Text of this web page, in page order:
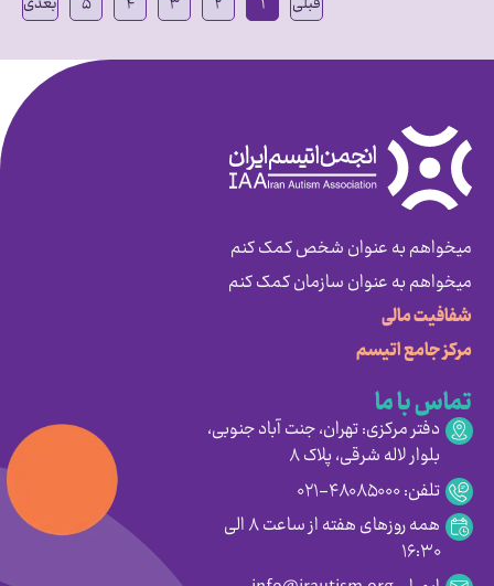
میخواهم به عنوان شخص کمک کنم
میخواهم به عنوان سازمان کمک کنم
شفافیت مالی
مرکز جامع اتیسم
تماس با ما
دفتر مرکزی: تهران، جنت آباد جنوبی،
بلوار لاله شرقی، پلاک ۸
تلفن: ۴۸۰۸۵۰۰۰-۰۲۱
همه روزهای هفته از ساعت ۸ الی
۱۶:۳۰